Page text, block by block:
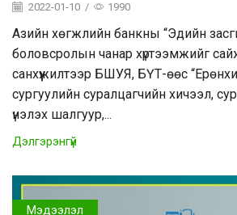
2022-01-10 / 1990
Азийн хөгжлийн банкны “Эдийн
боловсролын чанар хүртээмжийг
санхүүжилтээр БШУЯ, БҮТ-өөс
сургуулийн суралцагчийн хичээл,
үнэлэх шалгуур,...
Дэлгэрэнгүй
Мэдээлэл